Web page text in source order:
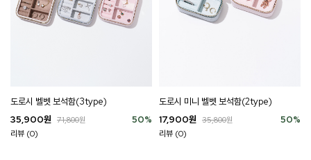
도로시 벨벳 보석함(3type)
50%
35,900원 71,800원
리뷰 (0)
도로시 미니 벨벳 보석함(2type)
50%
17,900원 35,800원
리뷰 (0)